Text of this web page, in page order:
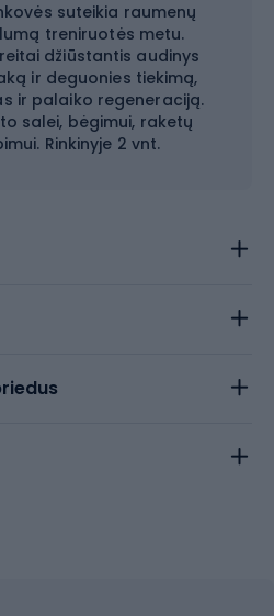
suteikia raumenų
treniruotės metu.
džiūstantis audinys
ir deguonies tiekimą,
ir palaiko regeneraciją.
salei, bėgimui, raketų
Rinkinyje 2 vnt.